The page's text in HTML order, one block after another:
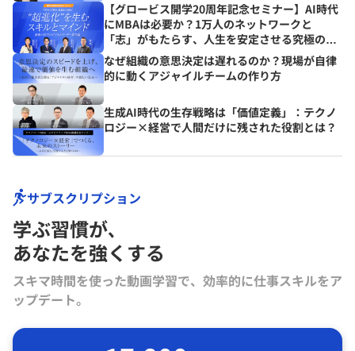
【グロービス開学20周年記念セミナー】AI時代
にMBAは必要か？1万人のネットワークと
「志」がもたらす、人生を安定させる究極の資
産とは？
なぜ組織の意思決定は遅れるのか？現場が自律
的に動くアジャイルチームの作り方
生成AI時代の生存戦略は「価値定義」：テクノ
ロジー×経営で人間だけに残された役割とは？
サブスクリプション
学ぶ習慣が､
あなたを強くする
スキマ時間を使った動画学習で、効率的に仕事スキルをア
ップデート。